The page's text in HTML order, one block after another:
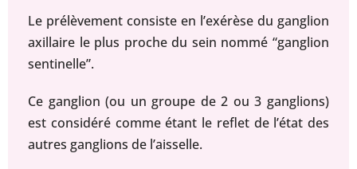
Le prélèvement consiste en l’exérèse du ganglion
axillaire le plus proche du sein nommé “ganglion
sentinelle”.
Ce ganglion (ou un groupe de 2 ou 3 ganglions)
est considéré comme étant le reflet de l’état des
autres ganglions de l’aisselle.